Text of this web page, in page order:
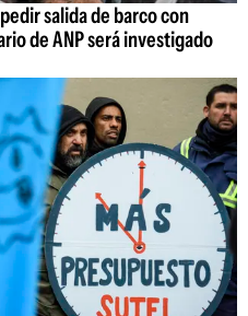
salida de barco con
de ANP será investigado